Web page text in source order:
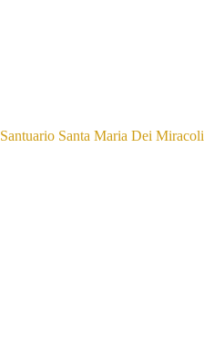
Santuario Santa Maria Dei Miracoli